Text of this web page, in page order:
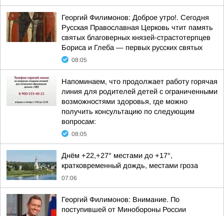
Георгий Филимонов: Доброе утро!. Сегодня
Русская Православная Церковь чтит память
святых благоверных князей-страстотерпцев
Бориса и Глеба — первых русских святых
08:05
Напоминаем, что продолжает работу горячая
линия для родителей детей с ограниченными
возможностями здоровья, где можно
получить консультацию по следующим
вопросам:
08:05
Днём +22,+27° местами до +17°,
кратковременный дождь, местами гроза
07:06
Георгий Филимонов: Внимание. По
поступившей от Минобороны России